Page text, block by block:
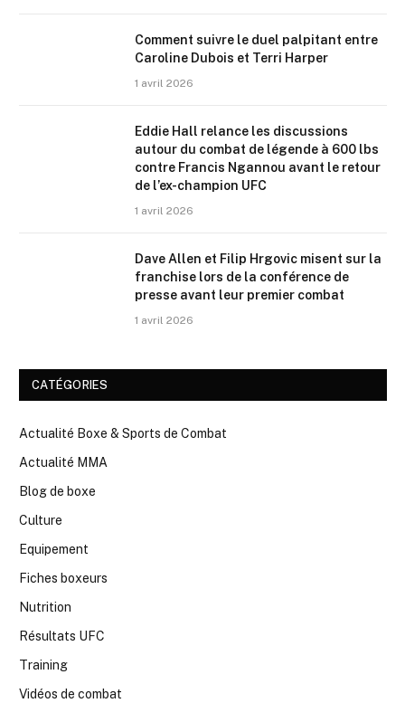
Comment suivre le duel palpitant entre
Caroline Dubois et Terri Harper
1 avril 2026
Eddie Hall relance les discussions
autour du combat de légende à 600 lbs
contre Francis Ngannou avant le retour
de l’ex-champion UFC
1 avril 2026
Dave Allen et Filip Hrgovic misent sur la
franchise lors de la conférence de
presse avant leur premier combat
1 avril 2026
CATÉGORIES
Actualité Boxe & Sports de Combat
Actualité MMA
Blog de boxe
Culture
Equipement
Fiches boxeurs
Nutrition
Résultats UFC
Training
Vidéos de combat